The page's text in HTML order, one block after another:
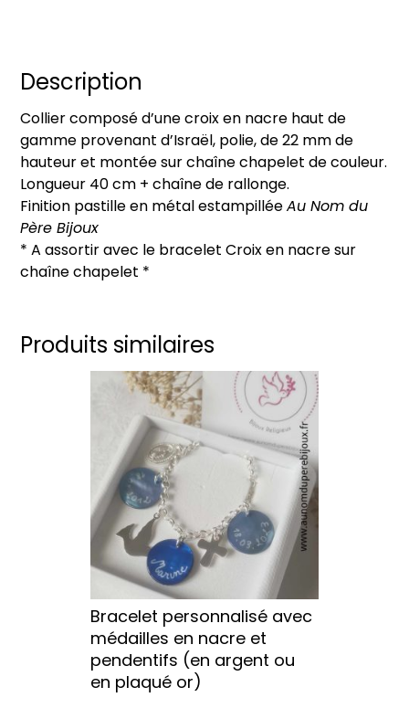
chaîne
(couleurs
vives)
Description
Collier composé d’une croix en nacre haut de
gamme provenant d’Israël, polie, de 22 mm de
hauteur et montée sur chaîne chapelet de couleur.
Longueur 40 cm + chaîne de rallonge.
Finition pastille en métal estampilléeAu Nom du
Père Bijoux
* A assortir avec le bracelet Croix en nacre sur
chaîne chapelet *
Produits similaires
Bracelet personnalisé avec
médailles en nacre et
pendentifs (en argent ou
en plaqué or)
plusieurs
variations.
Les
options
peuvent
choisies
sur
la
page
du
produit